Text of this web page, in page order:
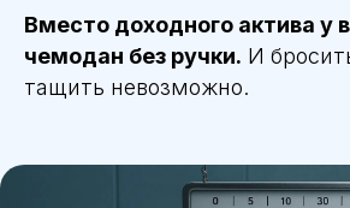
Вместо доходного актива у
чемодан без ручки. И
тащить невозможно.